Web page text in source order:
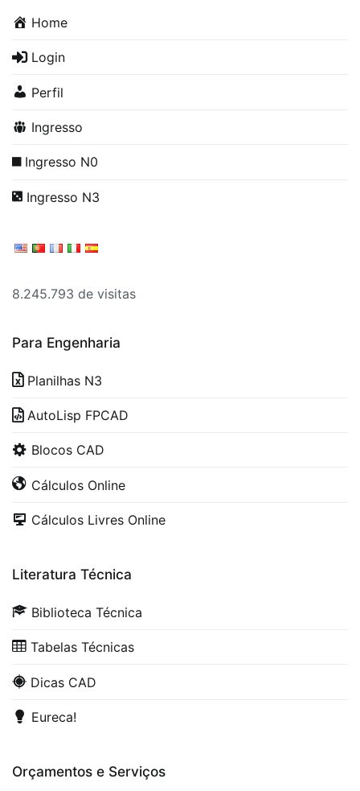
Home
Login
Perfil
Ingresso
Ingresso N0
Ingresso N3
8.245.793 de visitas
Para Engenharia
Planilhas N3
AutoLisp FPCAD
Blocos CAD
Cálculos Online
Cálculos Livres Online
Literatura Técnica
Biblioteca Técnica
Tabelas Técnicas
Dicas CAD
Eureca!
Orçamentos e Serviços